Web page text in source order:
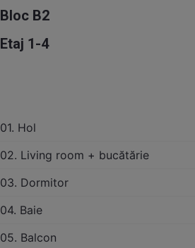
Bloc B2
Etaj 1-4
01. Hol
02. Living room + bucătărie
03. Dormitor
04. Baie
05. Balcon